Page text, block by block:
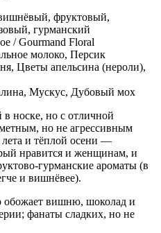
фруктовый,
гурманский
/ Gourmand Floral
молоко, Персик
Цветы апельсина (нероли),
Мускус, Дубовый мох
носке, но с отличной
но не агрессивным
и тёплой осени —
нравится и женщинам, и
гурманские ароматы (в
и вишнёвее).
обожает вишню, шоколад и
фанаты сладких, но не